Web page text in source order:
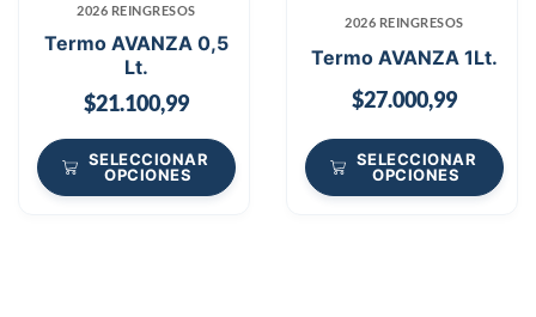
2026 REINGRESOS
Termo AVANZA 0,5
Lt.
$21.100,99
SELECCIONAR
OPCIONES
2026 REINGRESOS
Termo AVANZA 1Lt.
$27.000,99
SELECCIONAR
OPCIONES